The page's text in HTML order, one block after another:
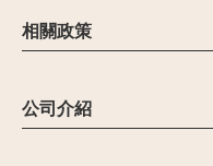
聯絡我們：6012-9681413
營業時間：09:00 - 18:00
相關政策
禁止和限制商品
聯繫客服
公司介紹